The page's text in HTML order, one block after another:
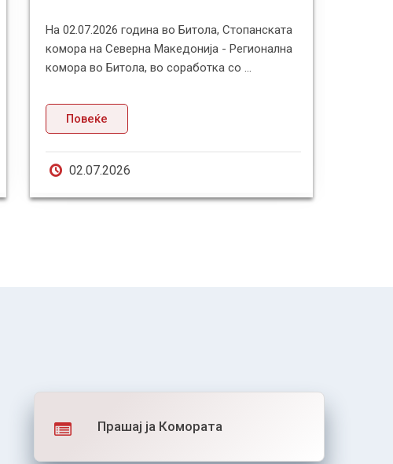
На 02.07.2026 година во Битола, Стопанската
комора на Северна Македонија - Регионална
комора во Битола, во соработка со ...
Повеќе
02.07.2026
Прашај ја Комората